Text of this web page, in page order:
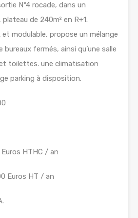
N°4 rocade, dans un
de 240m² en R+1.
et modulable, propose un mélange
bureaux fermés, ainsi qu’une salle
toilettes. une climatisation
parking à disposition.
HTHC / an
Euros HT / an